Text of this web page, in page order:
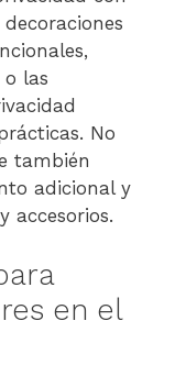
las
No
también
adicional y
accesorios.
en el